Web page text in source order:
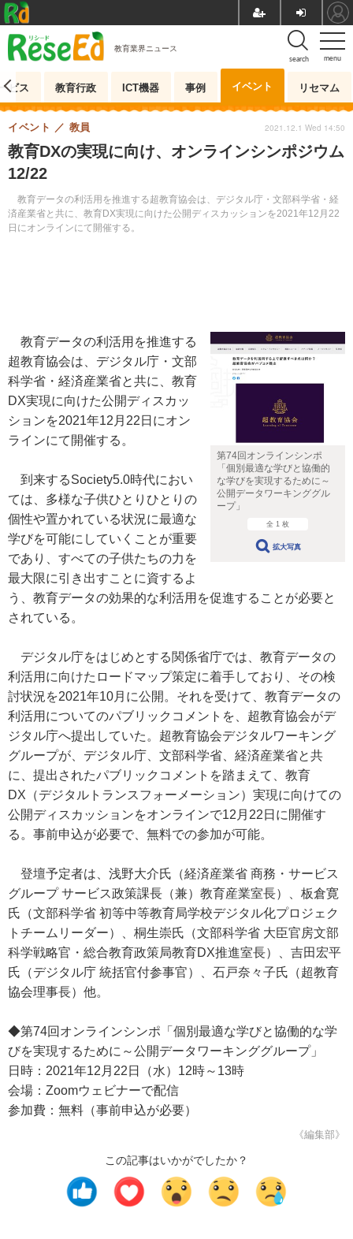
menu
search
教育業界ニュース
ビス 教育行政 ICT機器 事例 イベント リセマム
教育DXの実現に向け、オンラインシンポジウム
12/22
教育データの利活用を推進する超教育協会は、デジタル庁・文部科学省・経
済産業省と共に、教育DX実現に向けた公開ディスカッションを2021年12月22
日にオンラインにて開催する。
イベント 教員 2021.12.1 Wed 14:50
第74回オンラインシンポ
「個別最適な学びと協働的
な学びを実現するために～
公開データワーキンググル
ープ」
全 1 枚
拡大写真
教育データの利活用を推進する
超教育協会は、デジタル庁・文部
科学省・経済産業省と共に、教育
DX実現に向けた公開ディスカッ
ションを2021年12月22日にオン
ラインにて開催する。
到来するSociety5.0時代におい
ては、多様な子供ひとりひとりの
個性や置かれている状況に最適な
学びを可能にしていくことが重要
であり、すべての子供たちの力を
最大限に引き出すことに資するよ
う、教育データの効果的な利活用を促進することが必要と
されている。
デジタル庁をはじめとする関係省庁では、教育データの
利活用に向けたロードマップ策定に着手しており、その検
討状況を2021年10月に公開。それを受けて、教育データの
利活用についてのパブリックコメントを、超教育協会がデ
ジタル庁へ提出していた。超教育協会デジタルワーキング
グループが、デジタル庁、文部科学省、経済産業省と共
に、提出されたパブリックコメントを踏まえて、教育
DX（デジタルトランスフォーメーション）実現に向けての
公開ディスカッションをオンラインで12月22日に開催す
る。事前申込が必要で、無料での参加が可能。
登壇予定者は、浅野大介氏（経済産業省 商務・サービス
グループ サービス政策課長（兼）教育産業室長）、板倉寛
氏（文部科学省 初等中等教育局学校デジタル化プロジェク
トチームリーダー）、桐生崇氏（文部科学省 大臣官房文部
科学戦略官・総合教育政策局教育DX推進室長）、吉田宏平
氏（デジタル庁 統括官付参事官）、石戸奈々子氏（超教育
協会理事長）他。
◆第74回オンラインシンポ「個別最適な学びと協働的な学
びを実現するために～公開データワーキンググループ」
日時：2021年12月22日（水）12時～13時
会場：Zoomウェビナーで配信
参加費：無料（事前申込が必要）
《編集部》
この記事はいかがでしたか？